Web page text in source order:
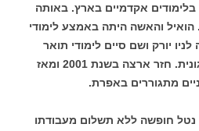
בלימודים אקדמיים בארץ. באותה
והאשה היתה באמצע לימודי
יורק ושם סיים לימודי תואר
ראשון ושני, פסיכולוגיה אירגונית. חזר ארצה בשנת 2001 ומאז
מתגוררים באפרת.
חופשה ללא תשלום מעבודתו